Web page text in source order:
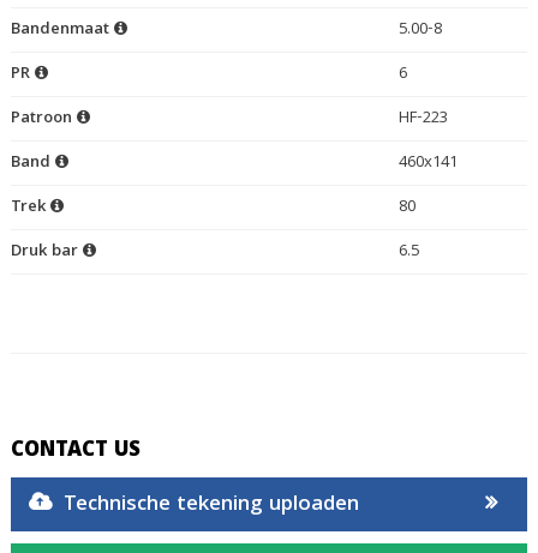
Bandenmaat
5.00-8
PR
6
Patroon
HF-223
Band
460x141
Trek
80
Druk bar
6.5
CONTACT US
Technische tekening uploaden